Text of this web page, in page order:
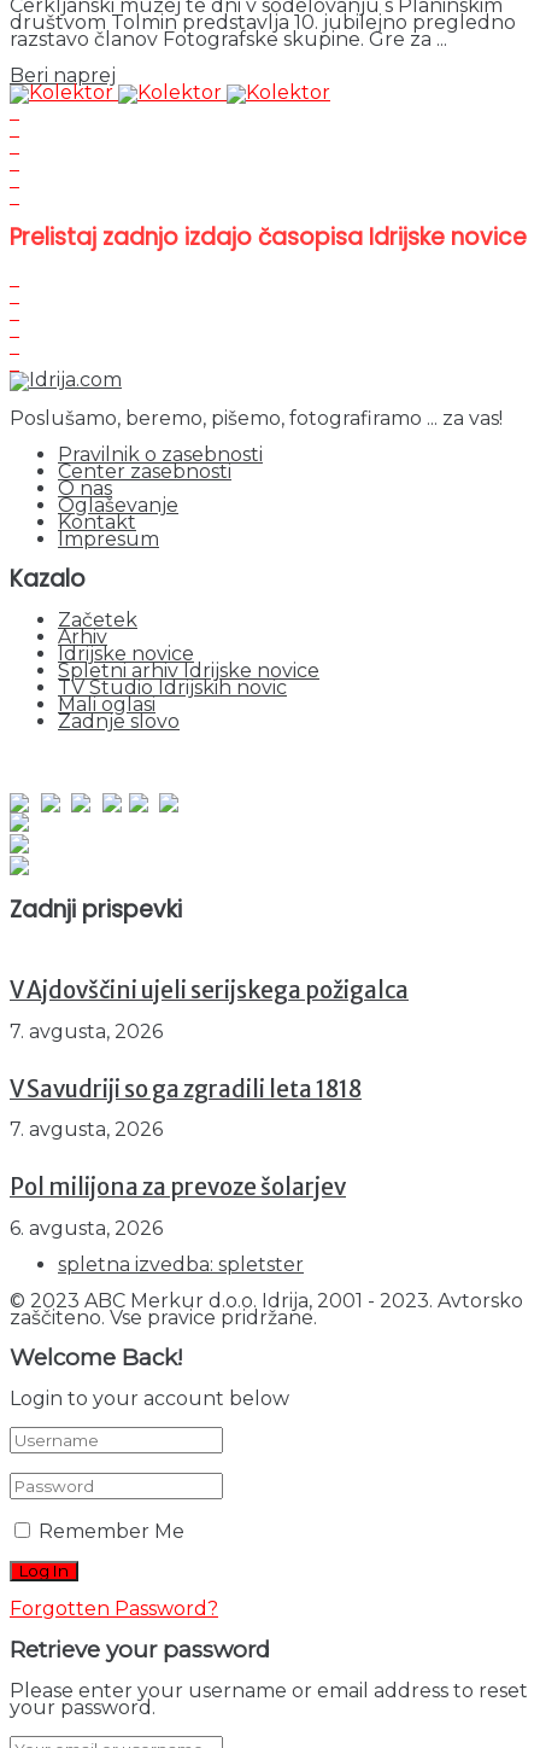
Cerkljanski muzej te dni v sodelovanju s Planinskim
društvom Tolmin predstavlja 10. jubilejno pregledno
razstavo članov Fotografske skupine. Gre za ...
Beri naprej
Prelistaj zadnjo izdajo časopisa Idrijske novice
Poslušamo, beremo, pišemo, fotografiramo ... za vas!
Pravilnik o zasebnosti
Center zasebnosti
O nas
Oglaševanje
Kontakt
Impresum
Kazalo
Začetek
Arhiv
Idrijske novice
Spletni arhiv Idrijske novice
TV Studio Idrijskih novic
Mali oglasi
Zadnje slovo
Zadnji prispevki
V Ajdovščini ujeli serijskega požigalca
7. avgusta, 2026
V Savudriji so ga zgradili leta 1818
7. avgusta, 2026
Pol milijona za prevoze šolarjev
6. avgusta, 2026
spletna izvedba: spletster
© 2023 ABC Merkur d.o.o. Idrija, 2001 - 2023. Avtorsko
zaščiteno. Vse pravice pridržane.
Welcome Back!
Login to your account below
Remember Me
Forgotten Password?
Retrieve your password
Please enter your username or email address to reset
your password.